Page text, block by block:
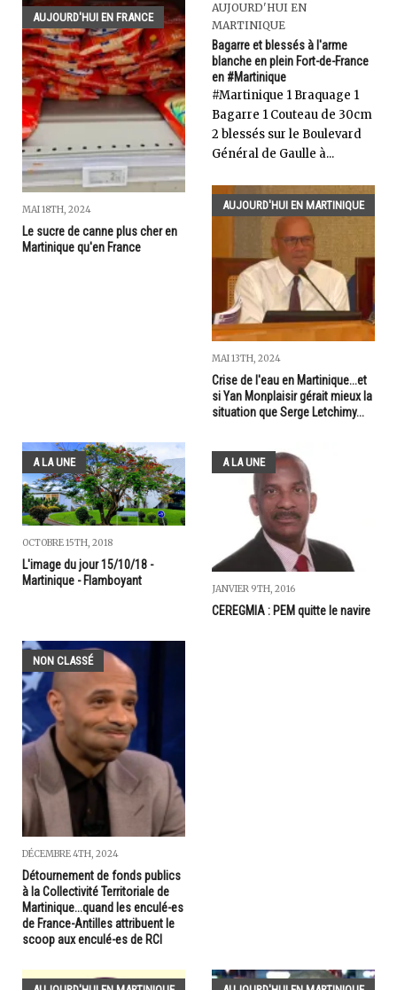
AUJOURD'HUI EN FRANCE
MAI 18TH, 2024
Le sucre de canne plus cher en
Martinique qu'en France
AUJOURD'HUI EN
MARTINIQUE
Bagarre et blessés à l'arme
blanche en plein Fort-de-France
en #Martinique
‎#Martinique 1 Braquage 1
Bagarre 1 Couteau de 30cm
2 blessés sur le Boulevard
Général de Gaulle à...
AUJOURD'HUI EN MARTINIQUE
MAI 13TH, 2024
Crise de l'eau en Martinique...et
si Yan Monplaisir gérait mieux la
situation que Serge Letchimy...
A LA UNE
OCTOBRE 15TH, 2018
L'image du jour 15/10/18 -
Martinique - Flamboyant
A LA UNE
JANVIER 9TH, 2016
CEREGMIA : PEM quitte le navire
NON CLASSÉ
DÉCEMBRE 4TH, 2024
Détournement de fonds publics
à la Collectivité Territoriale de
Martinique...quand les enculé-es
de France-Antilles attribuent le
scoop aux enculé-es de RCI